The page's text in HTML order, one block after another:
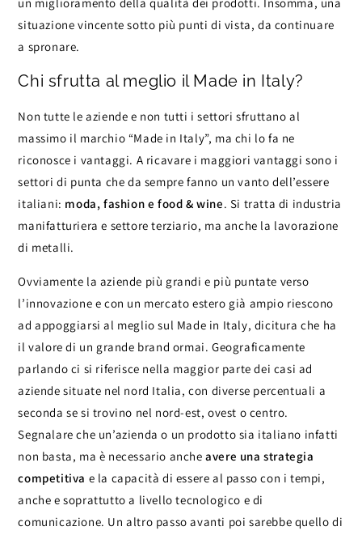
situazione vincente sotto più punti di vista, da continuare
a spronare.
Chi sfrutta al meglio il Made in Italy?
Non tutte le aziende e non tutti i settori sfruttano al
massimo il marchio “Made in Italy”, ma chi lo fa ne
riconosce i vantaggi. A ricavare i maggiori vantaggi sono i
settori di punta che da sempre fanno un vanto dell’essere
italiani: moda, fashion e food & wine. Si tratta di industria
manifatturiera e settore terziario, ma anche la lavorazione
di metalli.
Ovviamente la aziende più grandi e più puntate verso
l’innovazione e con un mercato estero già ampio riescono
ad appoggiarsi al meglio sul Made in Italy, dicitura che ha
il valore di un grande brand ormai. Geograficamente
parlando ci si riferisce nella maggior parte dei casi ad
aziende situate nel nord Italia, con diverse percentuali a
seconda se si trovino nel nord-est, ovest o centro.
Segnalare che un’azienda o un prodotto sia italiano infatti
non basta, ma è necessario ancheavere una strategia
competitiva e la capacità di essere al passo con i tempi,
anche e soprattutto a livello tecnologico e di
comunicazione. Un altro passo avanti poi sarebbe quello di